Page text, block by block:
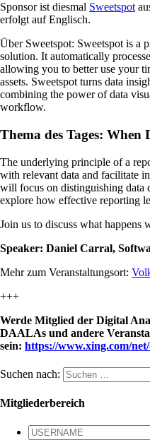
Sponsor ist diesmal Sweetspot
erfolgt auf Englisch.
Über Sweetspot: Sweetspot is a
solution. It automatically
allowing you to better use your
assets. Sweetspot turns data
combining the power of data
workflow.
Thema des Tages: When
The underlying principle of a
with relevant data and facilitate
will focus on distinguishing data
explore how effective reporting
Join us to discuss what happens
Speaker: Daniel Carral,
Mehr zum Veranstaltungsort:
+++
Werde Mitglied der Digital
DAALAs und andere
sein: https://www.xing.com/
Suchen nach:
Mitgliederbereich